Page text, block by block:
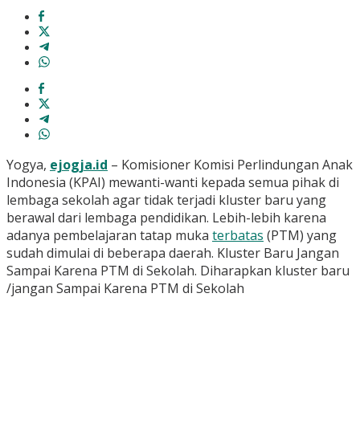
Yogya, ejogja.id – Komisioner Komisi Perlindungan Anak
Indonesia (KPAI) mewanti-wanti kepada semua pihak di
lembaga sekolah agar tidak terjadi kluster baru yang
berawal dari lembaga pendidikan. Lebih-lebih karena
adanya pembelajaran tatap muka terbatas (PTM) yang
sudah dimulai di beberapa daerah. Kluster Baru Jangan
Sampai Karena PTM di Sekolah. Diharapkan kluster baru
/jangan Sampai Karena PTM di Sekolah